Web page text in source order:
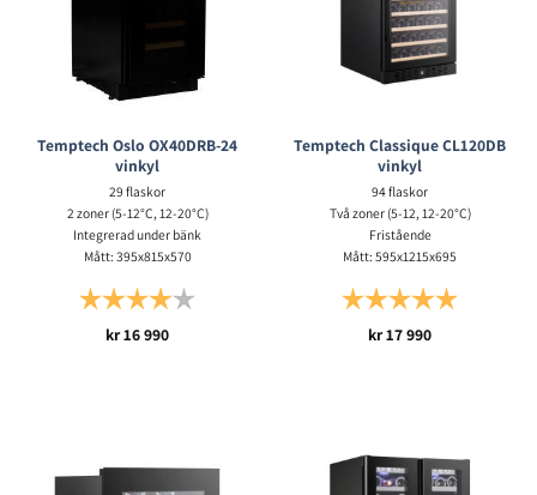
Temptech Oslo OX40DRB-24
vinkyl
29 flaskor
2 zoner (5-12°C, 12-20°C)
Integrerad under bänk
Mått: 395x815x570
Betyg:
kr16 990
Temptech Classique CL120DB
vinkyl
94 flaskor
Två zoner (5-12, 12-20°C)
Fristående
Mått: 595x1215x695
Betyg:
kr17 990